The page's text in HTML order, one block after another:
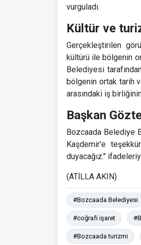
vurguladı.
Kültür ve
Gerçekleştirilen
kültürü ile bölgenin
Belediyesi
bölgenin ortak tarih
arasındaki iş
Başkan
Bozcaada Belediye
Kaşdemir'e
duyacağız."
(ATİLLA AKIN)
#Bozcaada Belediyesi
#coğrafi işaret
#Bozcaada turizmi